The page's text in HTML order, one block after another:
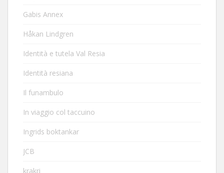
Gabis Annex
Håkan Lindgren
Identità e tutela Val Resia
Identità resiana
Il funambulo
In viaggio col taccuino
Ingrids boktankar
JCB
krakri